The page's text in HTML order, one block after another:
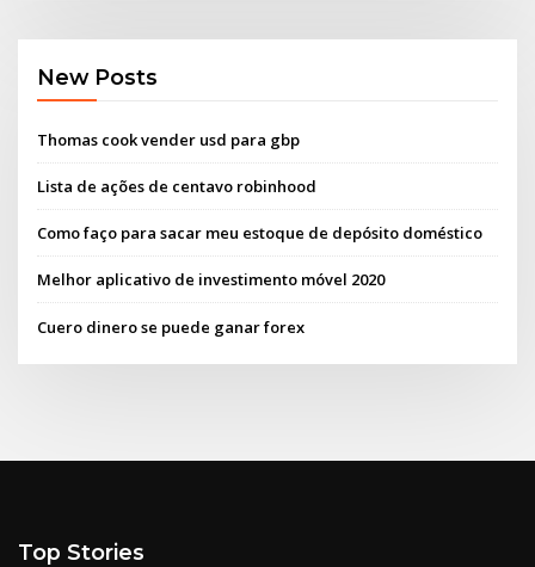
New Posts
Thomas cook vender usd para gbp
Lista de ações de centavo robinhood
Como faço para sacar meu estoque de depósito doméstico
Melhor aplicativo de investimento móvel 2020
Cuero dinero se puede ganar forex
Top Stories